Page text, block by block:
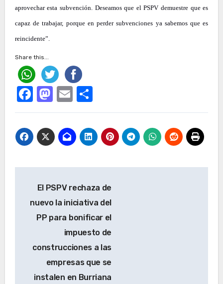
aprovechar esta subvención. Deseamos que el PSPV demuestre que es
capaz de trabajar, porque en perder subvenciones ya sabemos que es
reincidente”.
Share this...
Facebook
Mastodon
EmailCompartir
de
entradas
El PSPV rechaza de
nuevo la iniciativa del
PP para bonificar el
impuesto de
construcciones a las
empresas que se
instalen en Burriana